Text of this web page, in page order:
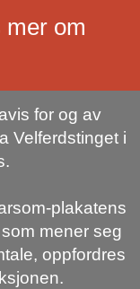
mer om
for og av
Velferdstinget i
plakatens
mener seg
oppfordres